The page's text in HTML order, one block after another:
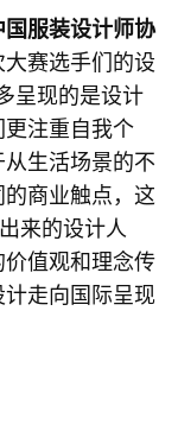
国服装设计师协
赛选手们的设
呈现的是设计
注重自我个
生活场景的不
商业触点，这
来的设计人
值观和理念传
走向国际呈现